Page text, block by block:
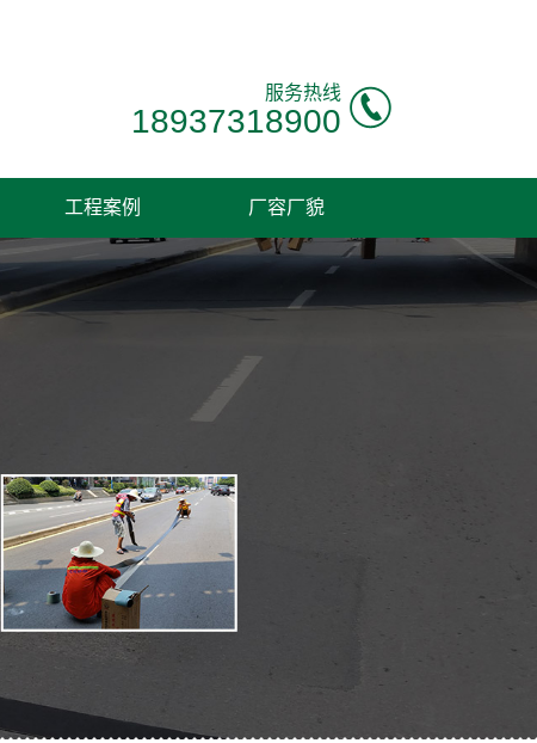
服务热线
18937318900
工程案例 厂容厂貌